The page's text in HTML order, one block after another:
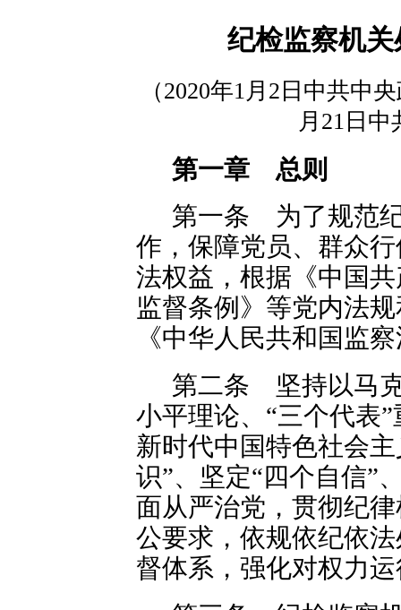
纪检监察机
（2020年1月2日中共中
月21日
第一章 总则
第一条 为了规范
作，保障党员、群众
法权益，根据《中国
监督条例》等党内法
《中华人民共和国监
第二条 坚持以马
小平理论、“三个代表
新时代中国特色社会
识”、坚定“四个自信”
面从严治党，贯彻纪
公要求，依规依纪依
督体系，强化对权力